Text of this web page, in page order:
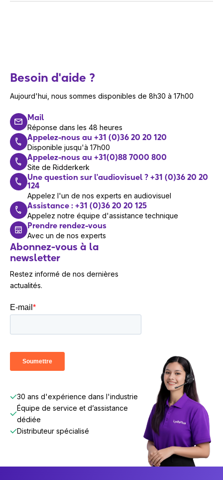
Besoin d'aide ?
Aujourd'hui, nous sommes disponibles de 8h30 à 17h00
Mail
Réponse dans les 48 heures
Appelez-nous au +31 (0)36 20 20 120
Disponible jusqu'à 17h00
Appelez-nous au +31(0)88 7000 800
Site de Ridderkerk
Une question sur l'audiovisuel ? +31 (0)36 20 20
124
Appelez l'un de nos experts en audiovisuel
Assistance : +31 (0)36 20 20 125
Appelez notre équipe d'assistance technique
Prendre rendez-vous
Avec un de nos experts
Abonnez-vous à la
newsletter
Restez informé de nos dernières
actualités.
30 ans d'expérience dans l'industrie
Équipe de service et d’assistance
dédiée
Distributeur spécialisé